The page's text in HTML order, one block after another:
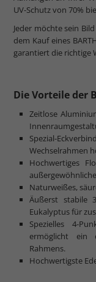
UV-Schutz von 70%
Jeder möchte sein
dem Kauf eines
garantiert die richtige
Die Vorteile der
Zeitlose
Spezial-
Wechselrahmen
Hochwertiges
Naturweißes,
Äußerst stabile
Eukalyptus für
Spezielles 4-
ermöglicht ein
Rahmens.
Hochwertigste